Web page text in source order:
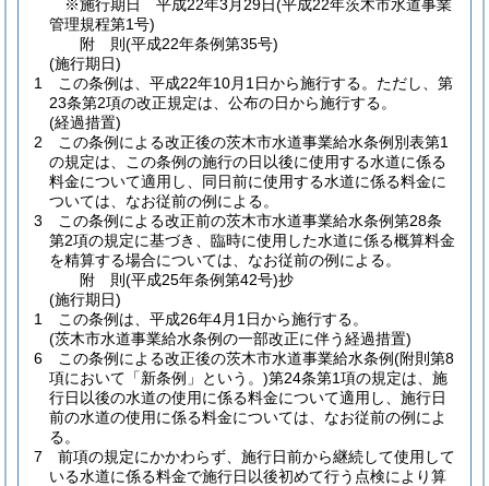
※施行期日 平成22年3月29日(平成22年茨木市水道事業
管理規程第1号)
附 則(平成22年条例第35号)
(施行期日)
1
この条例は、平成22年10月1日から施行する。 ただし、第
23条第2項の改正規定は、公布の日から施行する。
(経過措置)
2
この条例による改正後の茨木市水道事業給水条例別表第1
の規定は、この条例の施行の日以後に使用する水道に係る
料金について適用し、同日前に使用する水道に係る料金に
ついては、なお従前の例による。
3
この条例による改正前の茨木市水道事業給水条例第28条
第2項の規定に基づき、臨時に使用した水道に係る概算料金
を精算する場合については、なお従前の例による。
附 則(平成25年条例第42号)抄
(施行期日)
1
この条例は、平成26年4月1日から施行する。
(茨木市水道事業給水条例の一部改正に伴う経過措置)
6
この条例による改正後の茨木市水道事業給水条例(附則第8
項において「新条例」という。)第24条第1項の規定は、施
行日以後の水道の使用に係る料金について適用し、施行日
前の水道の使用に係る料金については、なお従前の例によ
る。
7
前項の規定にかかわらず、施行日前から継続して使用して
いる水道に係る料金で施行日以後初めて行う点検により算